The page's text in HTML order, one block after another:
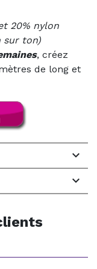
20% nylon
sur ton)
, créez
de long et

